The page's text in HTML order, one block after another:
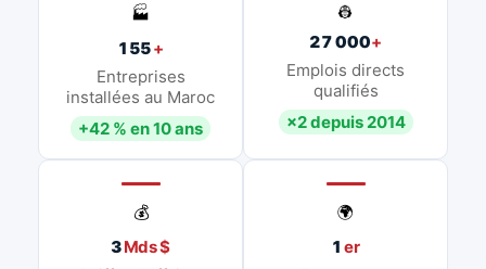
🏭
155+
Entreprises
installées au Maroc
+42 % en 10 ans
👷
27 000+
Emplois directs
qualifiés
×2 depuis 2014
💰
3Mds $
🌍
1 er